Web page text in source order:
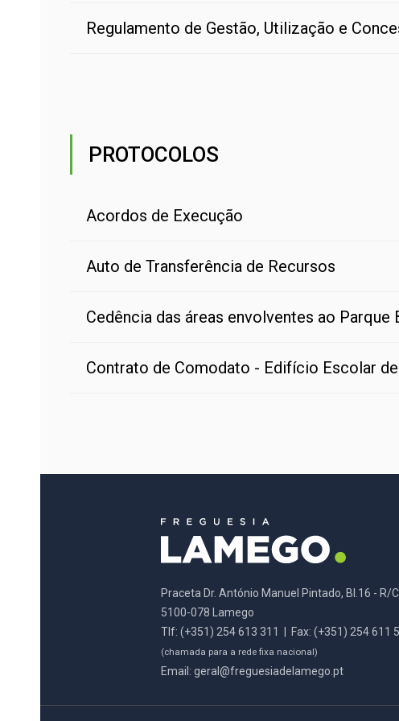
Regulamento de Gestão, Utilização e
PROTOCOLOS
Acordos de Execução
Auto de Transferência de Recursos
Cedência das áreas envolventes ao Parque
Contrato de Comodato - Edifício Escolar
Praceta Dr. António Manuel Pintado, Bl.16 - R/C
5100-078 Lamego
Tlf: (+351) 254 613 311 | Fax: (+351) 254 611
(chamada para a rede fixa nacional)
Email: geral@freguesiadelamego.pt